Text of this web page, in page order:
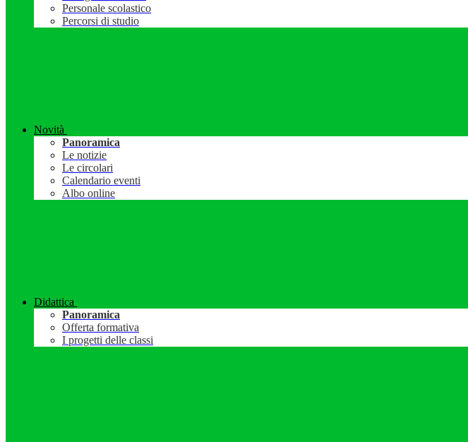
Personale scolastico
Percorsi di studio
Novità
Panoramica
Le notizie
Le circolari
Calendario eventi
Albo online
Didattica
Panoramica
Offerta formativa
I progetti delle classi